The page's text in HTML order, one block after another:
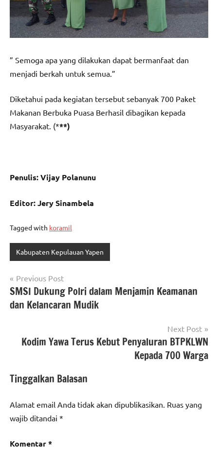
” Semoga apa yang dilakukan dapat bermanfaat dan
menjadi berkah untuk semua.”
Diketahui pada kegiatan tersebut sebanyak 700 Paket
Makanan Berbuka Puasa Berhasil dibagikan kepada
Masyarakat. (***)
Penulis: Vijay Polanunu
Editor: Jery Sinambela
Tagged with koramil
Kabupaten Kepulauan Yapen
Navigasi
pos
Previous Post
SMSI Dukung Polri dalam Menjamin Keamanan
dan Kelancaran Mudik
Next Post
Kodim Yawa Terus Kebut Penyaluran BTPKLWN
Kepada 700 Warga
Tinggalkan Balasan
Alamat email Anda tidak akan dipublikasikan. Ruas yang
wajib ditandai *
Komentar*